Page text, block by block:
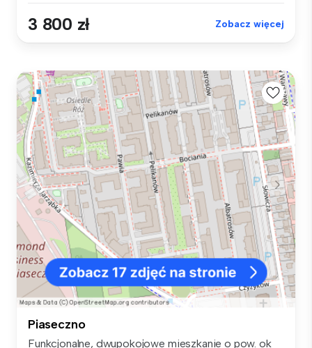
3 800 zł Zobacz więcej
Piaseczno
Funkcjonalne, dwupokojowe mieszkanie o pow. ok